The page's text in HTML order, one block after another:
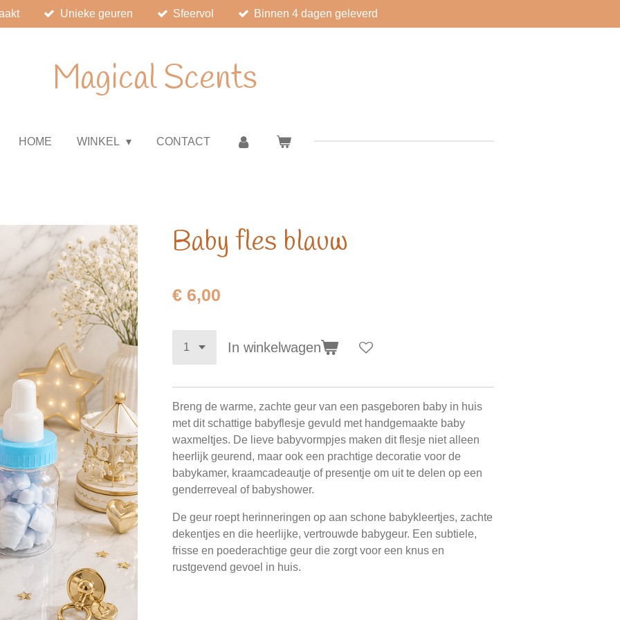
Unieke geuren Sfeervol Binnen 4 dagen geleverd
Magical Scents
HOME WINKEL CONTACT
Baby fles blauw
€ 6,00
In winkelwagen
Breng de warme, zachte geur van een pasgeboren baby in huis
met dit schattige babyflesje gevuld met handgemaakte baby
waxmeltjes. De lieve babyvormpjes maken dit flesje niet alleen
heerlijk geurend, maar ook een prachtige decoratie voor de
babykamer, kraamcadeautje of presentje om uit te delen op een
genderreveal of babyshower.
De geur roept herinneringen op aan schone babykleertjes, zachte
dekentjes en die heerlijke, vertrouwde babygeur. Een subtiele,
frisse en poederachtige geur die zorgt voor een knus en
rustgevend gevoel in huis.